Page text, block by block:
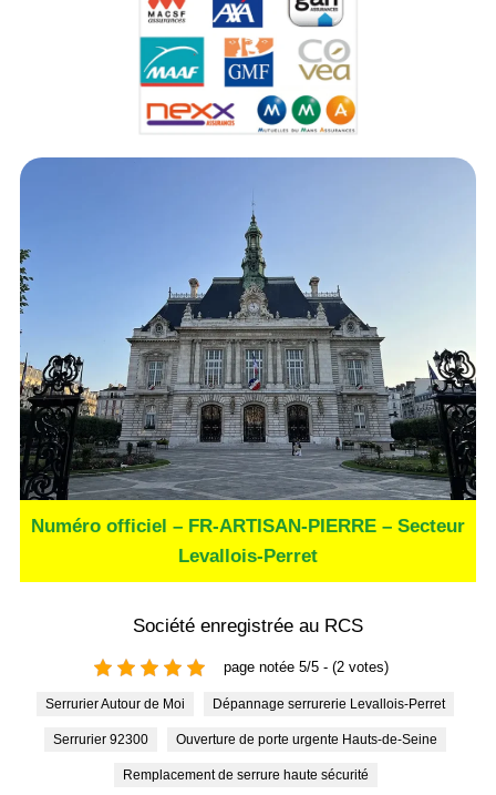
Numéro officiel – FR-ARTISAN-PIERRE – Secteur
Levallois-Perret
Société enregistrée au RCS
page notée 5/5 - (2 votes)
Serrurier Autour de Moi Dépannage serrurerie Levallois-Perret
Serrurier 92300 Ouverture de porte urgente Hauts-de-Seine
Remplacement de serrure haute sécurité